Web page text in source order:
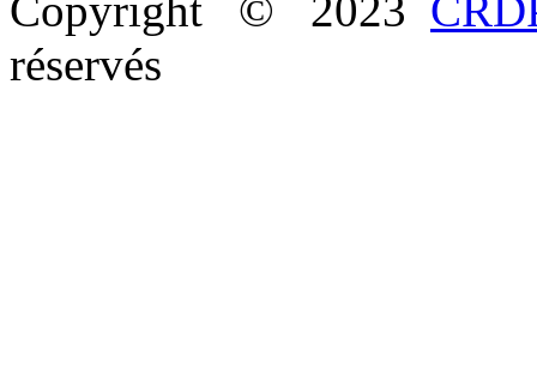
Copyright © 2023
réservés